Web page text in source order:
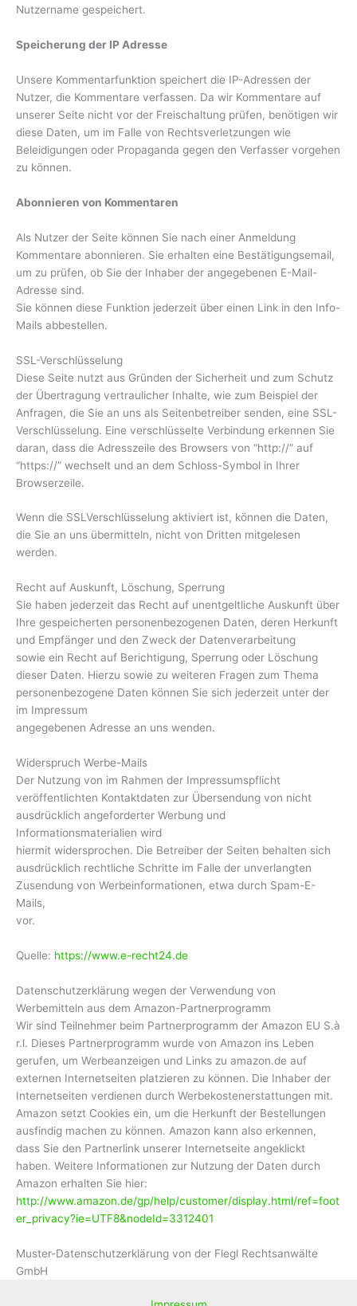
Nutzername gespeichert.
Speicherung der IP Adresse
Unsere Kommentarfunktion speichert die IP-Adressen der
Nutzer, die Kommentare verfassen. Da wir Kommentare auf
unserer Seite nicht vor der Freischaltung prüfen, benötigen wir
diese Daten, um im Falle von Rechtsverletzungen wie
Beleidigungen oder Propaganda gegen den Verfasser vorgehen
zu können.
Abonnieren von Kommentaren
Als Nutzer der Seite können Sie nach einer Anmeldung
Kommentare abonnieren. Sie erhalten eine Bestätigungsemail,
um zu prüfen, ob Sie der Inhaber der angegebenen E-Mail-
Adresse sind.
Sie können diese Funktion jederzeit über einen Link in den Info-
Mails abbestellen.
SSL-Verschlüsselung
Diese Seite nutzt aus Gründen der Sicherheit und zum Schutz
der Übertragung vertraulicher Inhalte, wie zum Beispiel der
Anfragen, die Sie an uns als Seitenbetreiber senden, eine SSL-
Verschlüsselung. Eine verschlüsselte Verbindung erkennen Sie
daran, dass die Adresszeile des Browsers von “http://” auf
“https://” wechselt und an dem Schloss-Symbol in Ihrer
Browserzeile.
Wenn die SSLVerschlüsselung aktiviert ist, können die Daten,
die Sie an uns übermitteln, nicht von Dritten mitgelesen
werden.
Recht auf Auskunft, Löschung, Sperrung
Sie haben jederzeit das Recht auf unentgeltliche Auskunft über
Ihre gespeicherten personenbezogenen Daten, deren Herkunft
und Empfänger und den Zweck der Datenverarbeitung
sowie ein Recht auf Berichtigung, Sperrung oder Löschung
dieser Daten. Hierzu sowie zu weiteren Fragen zum Thema
personenbezogene Daten können Sie sich jederzeit unter der
im Impressum
angegebenen Adresse an uns wenden.
Widerspruch Werbe-Mails
Der Nutzung von im Rahmen der Impressumspflicht
veröffentlichten Kontaktdaten zur Übersendung von nicht
ausdrücklich angeforderter Werbung und
Informationsmaterialien wird
hiermit widersprochen. Die Betreiber der Seiten behalten sich
ausdrücklich rechtliche Schritte im Falle der unverlangten
Zusendung von Werbeinformationen, etwa durch Spam-E-
Mails,
vor.
Quelle: https://www.e-recht24.de
Datenschutzerklärung wegen der Verwendung von
Werbemitteln aus dem Amazon-Partnerprogramm
Wir sind Teilnehmer beim Partnerprogramm der Amazon EU S.à
r.l. Dieses Partnerprogramm wurde von Amazon ins Leben
gerufen, um Werbeanzeigen und Links zu amazon.de auf
externen Internetseiten platzieren zu können. Die Inhaber der
Internetseiten verdienen durch Werbekostenerstattungen mit.
Amazon setzt Cookies ein, um die Herkunft der Bestellungen
ausfindig machen zu können. Amazon kann also erkennen,
dass Sie den Partnerlink unserer Internetseite angeklickt
haben. Weitere Informationen zur Nutzung der Daten durch
Amazon erhalten Sie hier:
http://www.amazon.de/gp/help/customer/display.html/ref=foot
er_privacy?ie=UTF8&nodeId=3312401
Muster-Datenschutzerklärung von der Flegl Rechtsanwälte
GmbH